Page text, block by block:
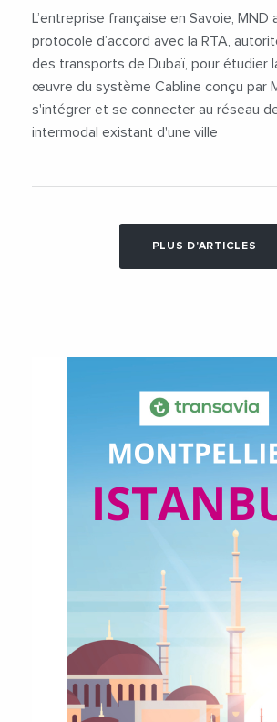
L’entreprise française en Savoie, MND
protocole d’accord avec la RTA,
des transports de Dubaï, pour étudier
œuvre du système Cabline conçu par
s'intégrer et se connecter au réseau
intermodal existant d'une ville
PLUS D'ARTICLES